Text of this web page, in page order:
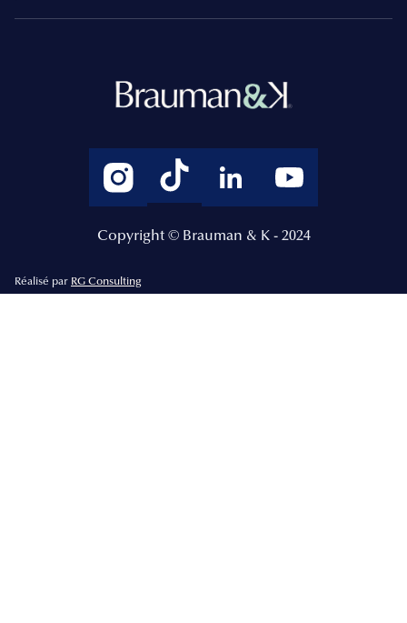
Copyright © Brauman & K - 2024
Réalisé par RG Consulting